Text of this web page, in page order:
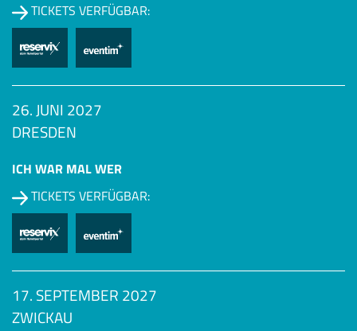
TICKETS VERFÜGBAR:
26. JUNI 2027
DRESDEN
ICH WAR MAL WER
TICKETS VERFÜGBAR:
17. SEPTEMBER 2027
ZWICKAU